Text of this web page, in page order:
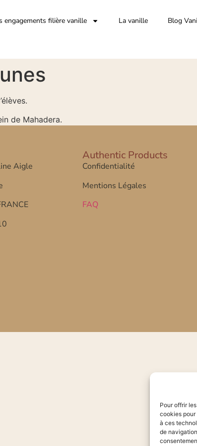
Pour offrir
cookies
à ces
de
engagements filière vanille La vanille Blog
de Mahadera.
Aigle
Authentic Products
Confidentialité
Mentions Légales
FAQ